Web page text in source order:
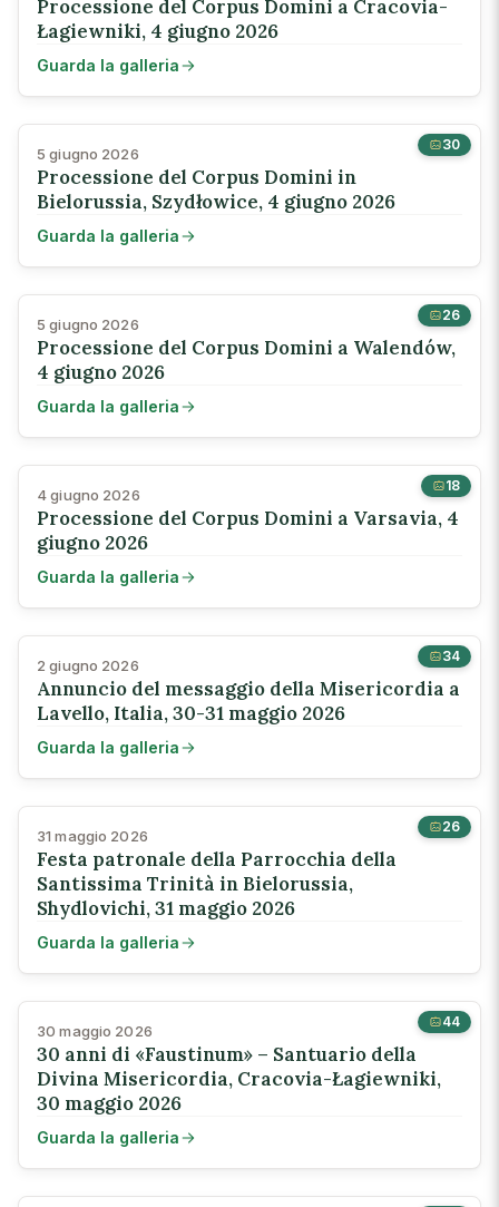
Processione del Corpus Domini a Cracovia-
Łagiewniki, 4 giugno 2026
Guarda la galleria
30
5 giugno 2026
Processione del Corpus Domini in
Bielorussia, Szydłowice, 4 giugno 2026
Guarda la galleria
26
5 giugno 2026
Processione del Corpus Domini a Walendów,
4 giugno 2026
Guarda la galleria
18
4 giugno 2026
Processione del Corpus Domini a Varsavia, 4
giugno 2026
Guarda la galleria
34
2 giugno 2026
Annuncio del messaggio della Misericordia a
Lavello, Italia, 30-31 maggio 2026
Guarda la galleria
26
31 maggio 2026
Festa patronale della Parrocchia della
Santissima Trinità in Bielorussia,
Shydlovichi, 31 maggio 2026
Guarda la galleria
44
30 maggio 2026
30 anni di «Faustinum» – Santuario della
Divina Misericordia, Cracovia-Łagiewniki,
30 maggio 2026
Guarda la galleria